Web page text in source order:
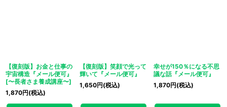
【復刻版】お金と仕事の
宇宙構造『メール便可』
[〜長者さま養成講座〜]
1,870円(税込)
【復刻版】笑顔で光って
輝いて『メール便可』
1,650円(税込)
幸せが150％になる不思
議な話『メール便可』
1,870円(税込)